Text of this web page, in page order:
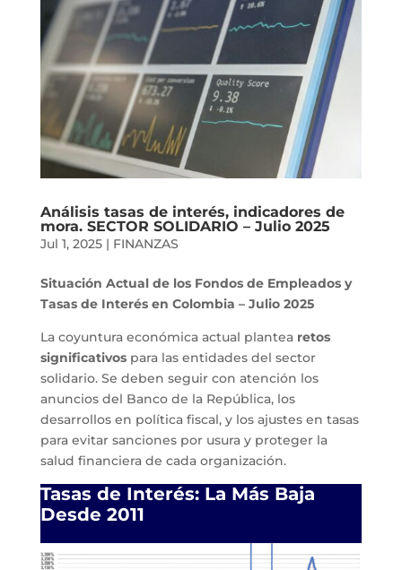
Análisis tasas de interés, indicadores de
mora. SECTOR SOLIDARIO – Julio 2025
Jul 1, 2025| FINANZAS
Situación Actual de los Fondos de Empleados y
Tasas de Interés en Colombia – Julio 2025
La coyuntura económica actual plantea retos
significativospara las entidades del sector
solidario. Se deben seguir con atención los
anuncios del Banco de la República, los
desarrollos en política fiscal, y los ajustes en tasas
para evitar sanciones por usura y proteger la
salud financiera de cada organización.
Tasas de Interés: La Más Baja
Desde 2011